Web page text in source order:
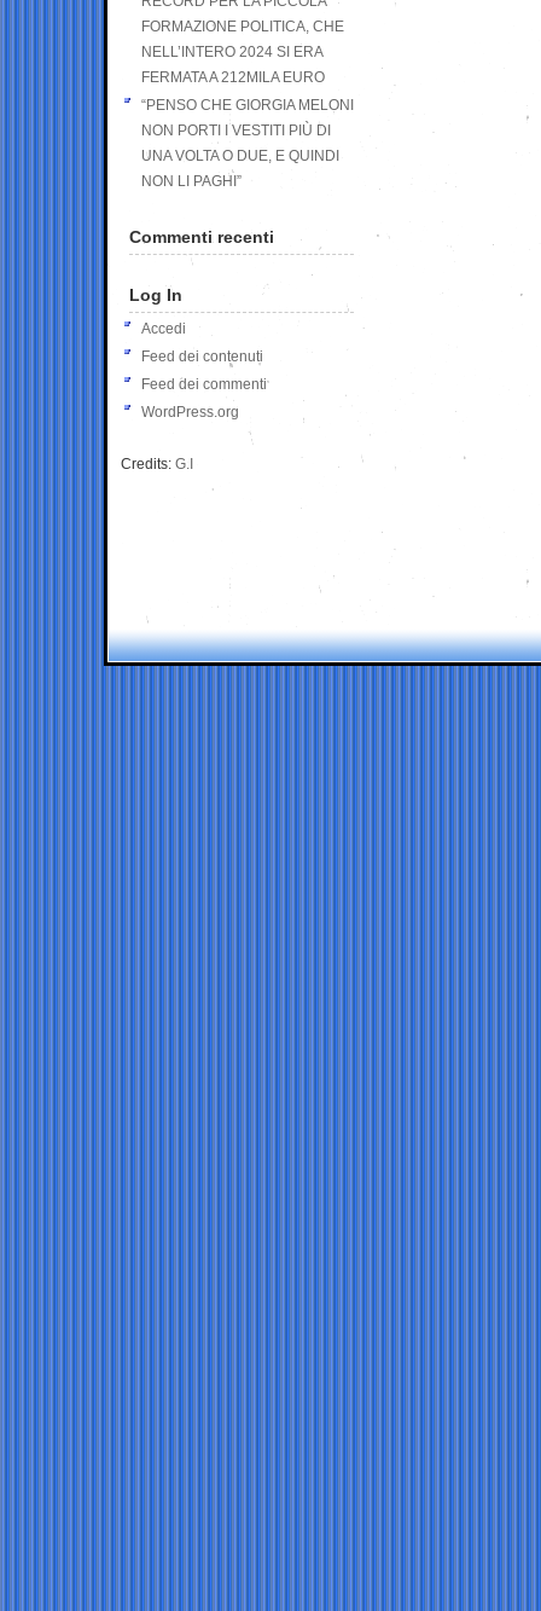
FORMAZIONE POLITICA, CHE
NELL’INTERO 2024 SI ERA
FERMATA A 212MILA EURO
“PENSO CHE GIORGIA MELONI
NON PORTI I VESTITI PIÙ DI
UNA VOLTA O DUE, E QUINDI
NON LI PAGHI”
Commenti recenti
Log In
Accedi
Feed dei contenuti
Feed dei commenti
WordPress.org
Credits: G.I